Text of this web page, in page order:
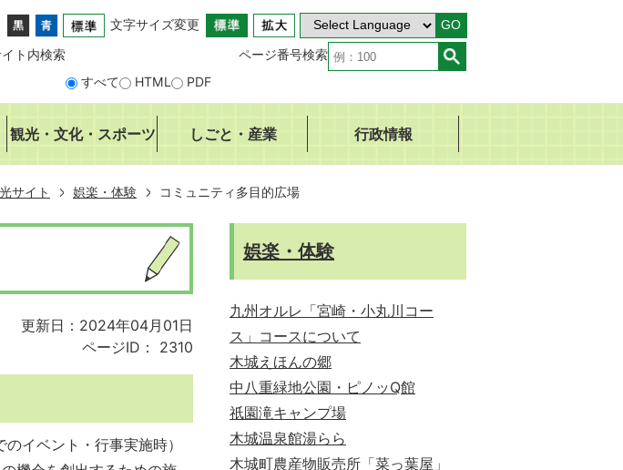
文字サイズ変更 GO
ト内検索
すべて
HTML PDF
ページ番号検索
観光・文化・スポーツ しごと・産業 行政情報
サイト 娯楽・体験 コミュニティ多目的広場
更新日：2024年04月01日
ページID：
2310
イベント・行事実施時）
娯楽・体験
九州オルレ「宮崎・小丸川コー
ス」コースについて
木城えほんの郷
中八重緑地公園・ピノッQ館
祇園滝キャンプ場
木城温泉館湯らら
木城町農産物販売所「菜っ葉屋」